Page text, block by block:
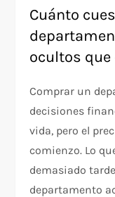
Cuánto
ocultos
Comprar un
decisiones
vida, pero el
comienzo. Lo
demasiado
departamento